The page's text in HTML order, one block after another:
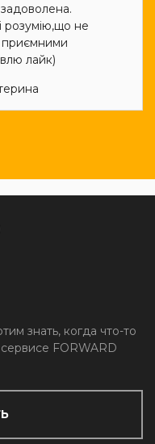
розумію,що не
приємними
лайк)
знать, когда что-то
FORWARD